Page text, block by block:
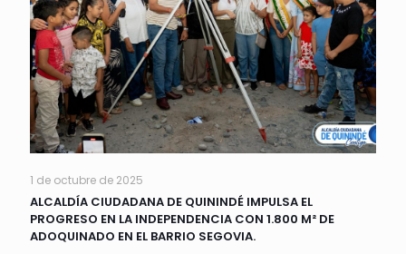
1 de octubre de 2025
ALCALDÍA CIUDADANA DE QUININDÉ IMPULSA EL
PROGRESO EN LA INDEPENDENCIA CON 1.800 M² DE
ADOQUINADO EN EL BARRIO SEGOVIA.